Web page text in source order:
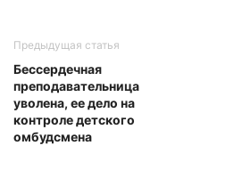
Предыдущая статья
Бессердечная
преподавательница
уволена, ее дело на
контроле детского
омбудсмена